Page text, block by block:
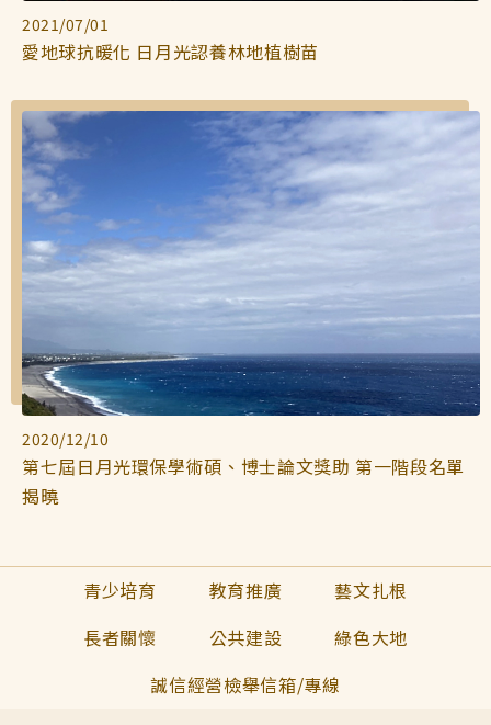
2021/07/01
愛地球抗暖化 日月光認養林地植樹苗
2020/12/10
第七屆日月光環保學術碩、博士論文獎助 第一階段名單
揭曉
青少培育 教育推廣
藝文扎根
長者關懷
公共建設
綠色大地
誠信經營檢舉信箱/專線